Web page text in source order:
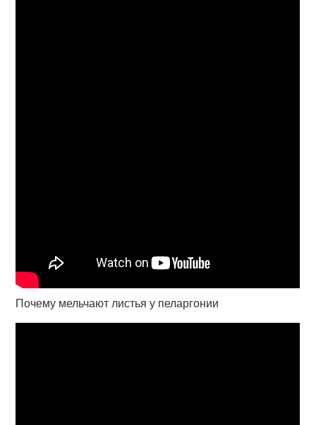
Почему мельчают листья у пеларгонии